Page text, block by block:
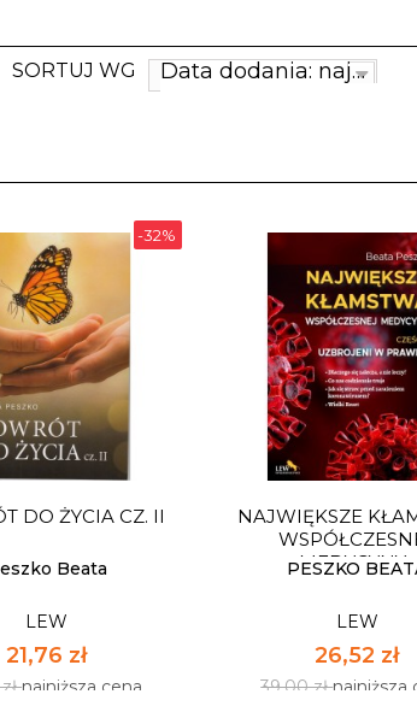
SORTUJ WG Data dodania: najnowsze
-32%
DO ŻYCIA CZ. II
Beata
LEW
21,76 zł
najniższa cena
NAJWIĘKSZE
MEDYCYNY...
PESZKO
LEW
26,52 zł
39,00 złnajniższa